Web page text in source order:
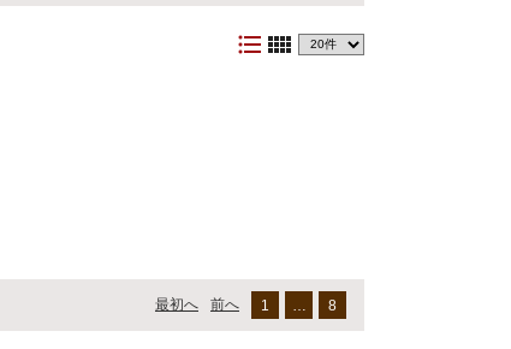
format_list_bulleted view_comfy
最初へ 前へ 1 8